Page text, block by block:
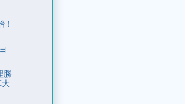
！
勝
大